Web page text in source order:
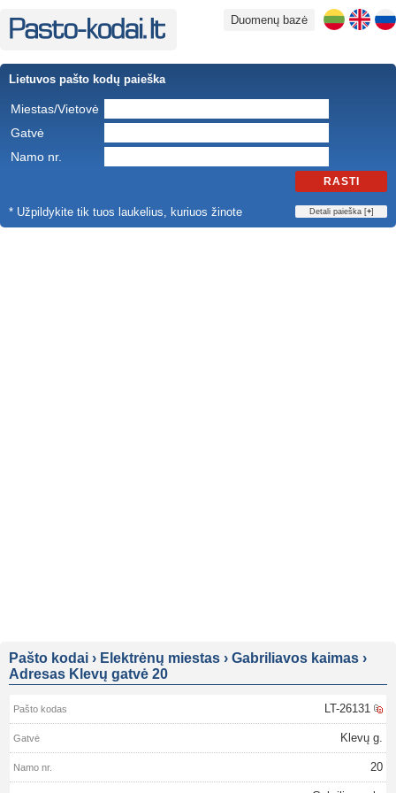
Duomenų bazė
Lietuvos pašto kodų paieška
Miestas/Vietovė
Gatvė
Namo nr.
RASTI
* Užpildykite tik tuos laukelius, kuriuos žinote Detali paieška [+]
Pašto kodai › Elektrėnų miestas › Gabriliavos kaimas ›
Adresas Klevų gatvė 20
LT-26131
Klevų g.
20